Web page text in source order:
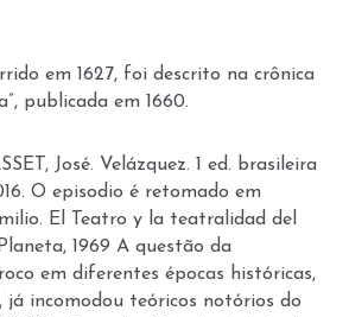
em 1627, foi descrito na crônica
publicada em 1660.
José. Velázquez. 1 ed. brasileira
O episodio é retomado em
El Teatro y la teatralidad del
1969 A questão da
em diferentes épocas históricas,
já incomodou teóricos notórios do